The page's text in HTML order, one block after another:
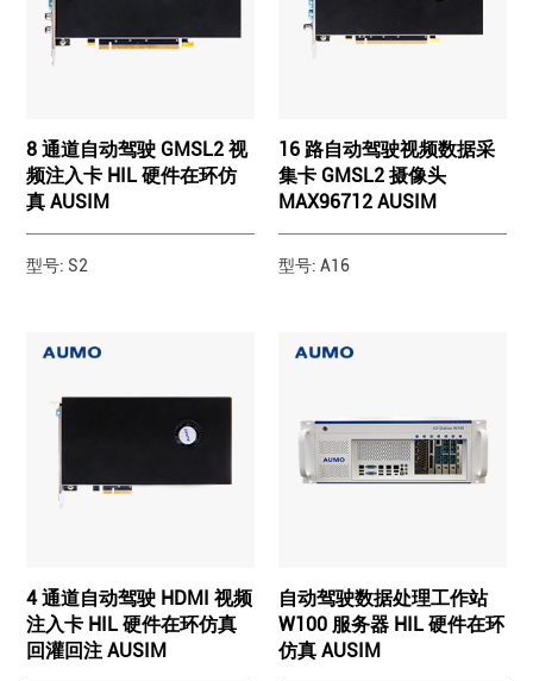
8 通道自动驾驶 GMSL2 视
频注入卡 HIL 硬件在环仿
真 AUSIM
型号: S2
16 路自动驾驶视频数据采
集卡 GMSL2 摄像头
MAX96712 AUSIM
型号: A16
4 通道自动驾驶 HDMI 视频
注入卡 HIL 硬件在环仿真
回灌回注 AUSIM
自动驾驶数据处理工作站
W100 服务器 HIL 硬件在环
仿真 AUSIM